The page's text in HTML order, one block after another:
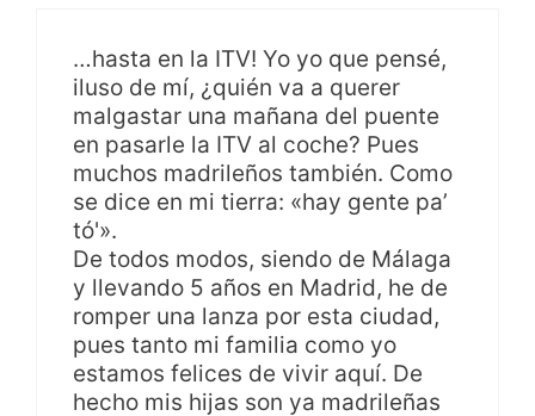
…hasta en la ITV! Yo yo que pensé,
iluso de mí, ¿quién va a querer
malgastar una mañana del puente
en pasarle la ITV al coche? Pues
muchos madrileños también. Como
se dice en mi tierra: «hay gente pa’
tó'».
De todos modos, siendo de Málaga
y llevando 5 años en Madrid, he de
romper una lanza por esta ciudad,
pues tanto mi familia como yo
estamos felices de vivir aquí. De
hecho mis hijas son ya madrileñas